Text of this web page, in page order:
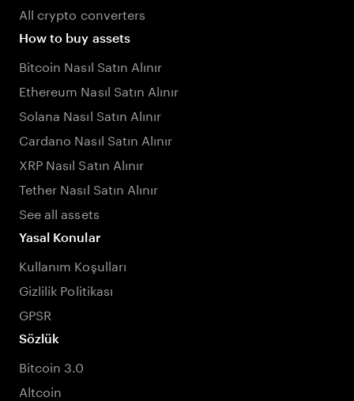
All crypto converters
How to buy assets
Bitcoin Nasıl Satın Alınır
Ethereum Nasıl Satın Alınır
Solana Nasıl Satın Alınır
Cardano Nasıl Satın Alınır
XRP Nasıl Satın Alınır
Tether Nasıl Satın Alınır
See all assets
Yasal Konular
Kullanım Koşulları
Gizlilik Politikası
GPSR
Sözlük
Bitcoin 3.0
Altcoin